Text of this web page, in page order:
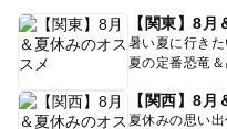
【関東】8
暑い夏に行き
夏の定番恐竜＆
【関西】8
夏休みの思い